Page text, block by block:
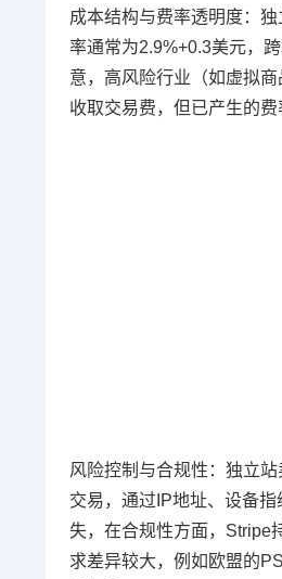
成本结构与费率透明度：
率通常为2.9%+0.3美元，
意，高风险行业（如虚拟
收取交易费，但已产生的
风险控制与合规性：独立
交易，通过IP地址、设备
失，在合规性方面，Stripe
求差异较大，例如欧盟的